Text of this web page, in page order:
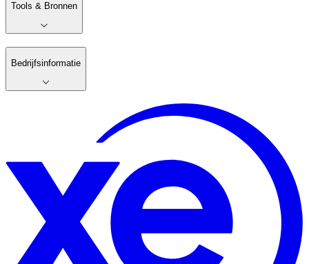
Tools & Bronnen
Bedrijfsinformatie